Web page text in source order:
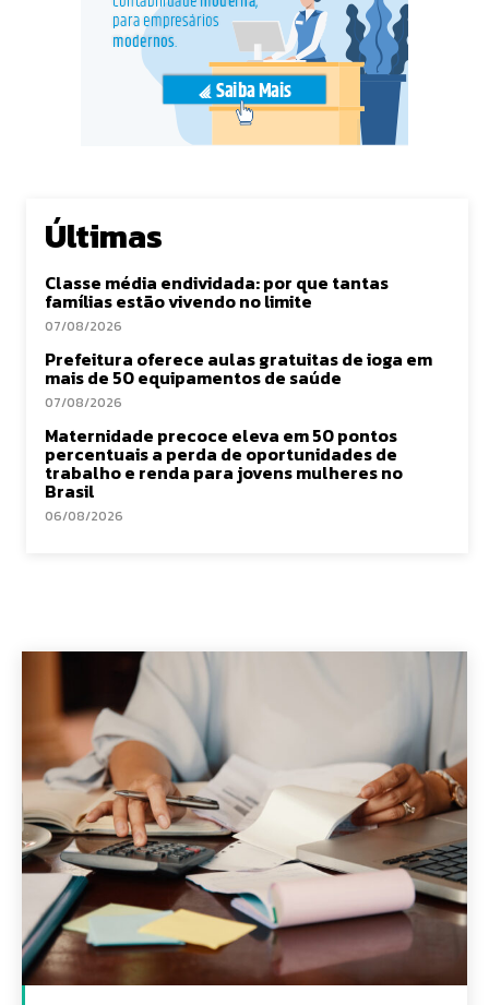
Últimas
Classe média endividada: por que tantas
famílias estão vivendo no limite
07/08/2026
Prefeitura oferece aulas gratuitas de ioga em
mais de 50 equipamentos de saúde
07/08/2026
Maternidade precoce eleva em 50 pontos
percentuais a perda de oportunidades de
trabalho e renda para jovens mulheres no
Brasil
06/08/2026